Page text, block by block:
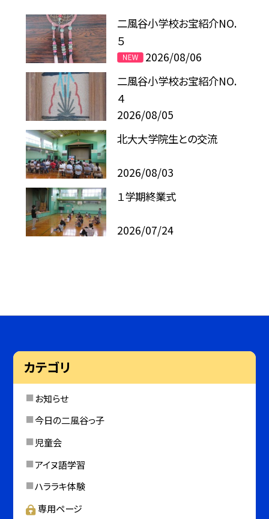
二風谷小学校お宝紹介NO.
５
2026/08/06
二風谷小学校お宝紹介NO.
４
2026/08/05
北大大学院生との交流
2026/08/03
１学期終業式
2026/07/24
カテゴリ
お知らせ
今日の二風谷っ子
児童会
アイヌ語学習
ハララキ体験
専用ページ